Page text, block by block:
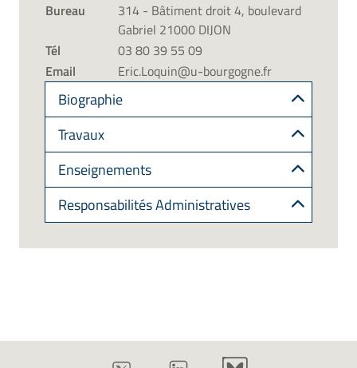
Bureau
314 - Bâtiment droit 4, boulevard
Gabriel 21000 DIJON
Tél
03 80 39 55 09
Email
Eric.Loquin@u-bourgogne.fr
Biographie
Travaux
Enseignements
Responsabilités Administratives